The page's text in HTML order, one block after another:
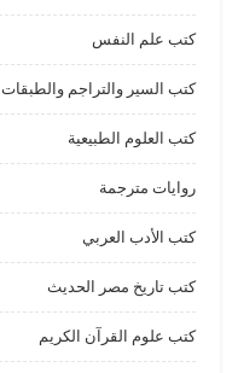
كتب علم النفس
كتب السير والتراجم والطبقات
كتب العلوم الطبيعية
روايات مترجمة
كتب الأدب العربي
كتب تاريخ مصر الحديث
كتب علوم القرآن الكريم